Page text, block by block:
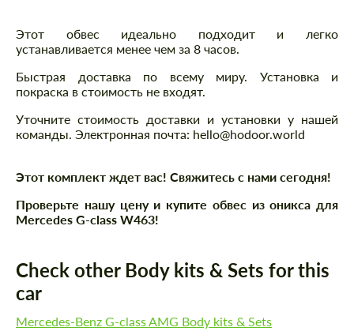
Этот обвес идеально подходит и легко
устанавливается менее чем за 8 часов.
Быстрая доставка по всему миру. Установка и
покраска в стоимость не входят.
Уточните стоимость доставки и установки у нашей
команды. Электронная почта: hello@hodoor.world
Этот комплект ждет вас! Свяжитесь с нами сегодня!
Проверьте нашу цену и купите обвес из оникса для
Mercedes G-class W463!
Check other Body kits & Sets for this
car
Mercedes-Benz G-class AMG Body kits & Sets